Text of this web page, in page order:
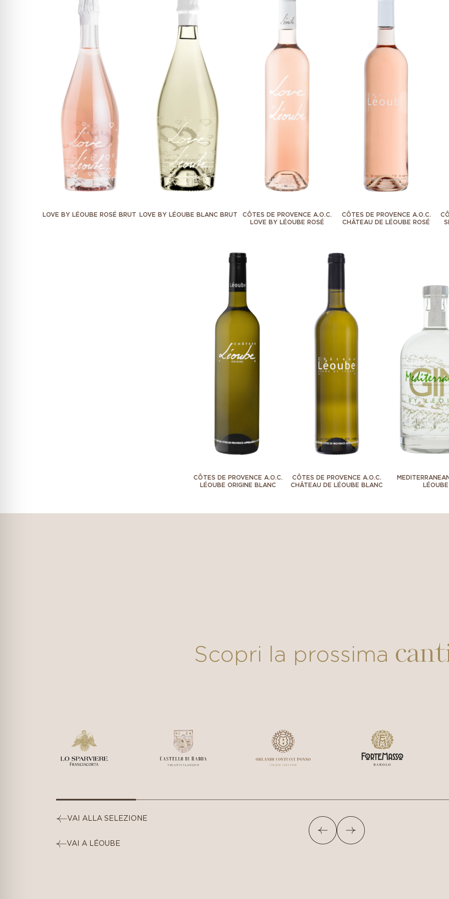
LOVE BY LÉOUBE ROSÉ BRUT LOVE BY LÉOUBE BLANC BRUT
CÔTES DE PROVENCE A.O.C.
LOVE BY LÉOUBE ROSÉ
CÔTES DE PROVENCE A.O.C.
CHÂTEAU DE LÉOUBE ROSÉ
CÔTES DE PROVENCE A.O.C.
LÉOUBE ORIGINE BLANC
CÔTES DE PROVENCE A.O.C.
CHÂTEAU DE LÉOUBE BLANC
LÉOUBE
Scopri la prossima
VAI ALLA SELEZIONE
VAI A LÉOUBE